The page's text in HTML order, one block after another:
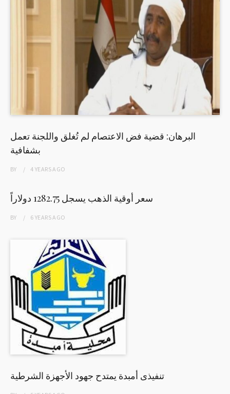
البرهان: قضية فض الاعتصام لم تُغلق واللجنة تعمل
بشفافية
BY 4 YEARSAGO
سعر أوقية الذهب يسجل 1282.75 دولاراً
BY 6 YEARSAGO
تنفيذى أمبدة يمتدح جهود الأجهزة الشرطية